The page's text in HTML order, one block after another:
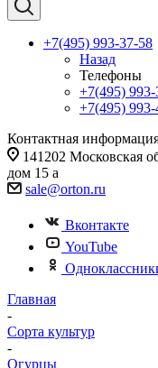
+7(495) 993-37-58
Назад
Телефоны
+7(495)
+7(495)
Контактная
141202 Московская
дом 15 а
sale@orton.ru
Вконтакте
YouTube
Главная
-
Сорта культур
-
Огурцы